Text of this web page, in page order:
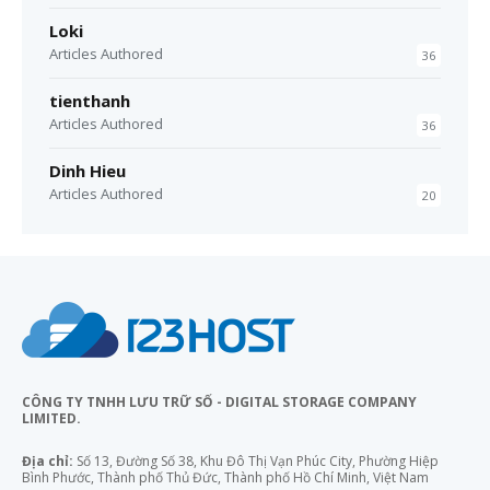
Loki
Articles Authored 36
tienthanh
Articles Authored 36
Dinh Hieu
Articles Authored 20
CÔNG TY TNHH LƯU TRỮ SỐ - DIGITAL STORAGE COMPANY
LIMITED.
Địa chỉ: Số 13, Đường Số 38, Khu Đô Thị Vạn Phúc City, Phường Hiệp
Bình Phước, Thành phố Thủ Đức, Thành phố Hồ Chí Minh, Việt Nam